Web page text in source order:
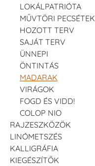
LOKÁLPATRIÓTA
MŰVTÖRI PECSÉTEK
HOZOTT TERV
SAJÁT TERV
ÜNNEPI
ÖNTINTÁS
MADARAK
VIRÁGOK
FOGD ÉS VIDD!
COLOP NIO
RAJZESZKÖZÖK
LINÓMETSZÉS
KALLIGRÁFIA
KIEGÉSZÍTŐK